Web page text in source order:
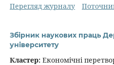
Перегляд журналу
Збірник наукових праць
університету
Кластер:Економічні